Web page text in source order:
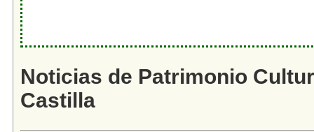
Noticias de Patrimonio
Castilla